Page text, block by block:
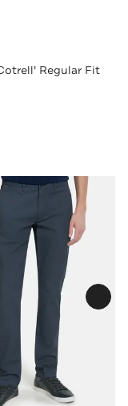
Regular Fit